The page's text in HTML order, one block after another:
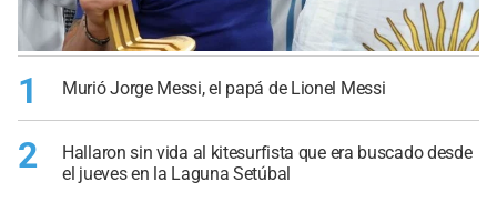
1 Murió Jorge Messi, el papá de Lionel Messi
2
Hallaron sin vida al kitesurfista que era buscado desde
el jueves en la Laguna Setúbal